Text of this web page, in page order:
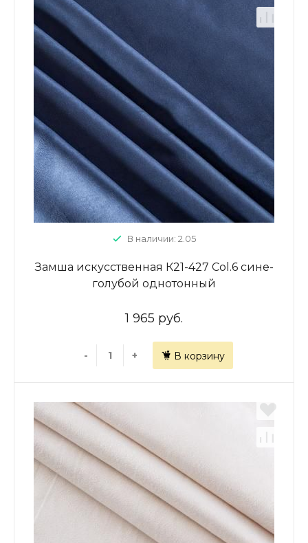
В наличии: 2.05
Замша искусственная К21-427 Col.6 сине-
голубой однотонный
1 965 руб.
- + В корзину